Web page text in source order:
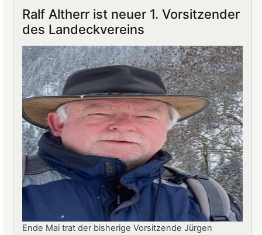
Burg
Landeck:
Jürgen
Stern
neuer
Betriebsleiter
Ralf Altherr ist neuer 1. Vorsitzender
des Landeckvereins
Ende Mai trat der bisherige Vorsitzende Jürgen